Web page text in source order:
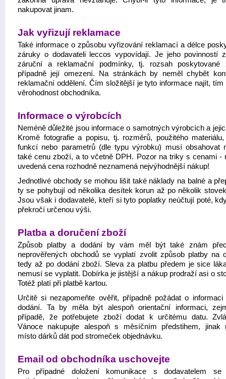
nakupovat jinam.
Jak vyřizují reklamace
Také informace o způsobu vyřizování reklamací a délce
záruky o dodavateli leccos vypovídají. Je jeho povinností
záruční a reklamační podmínky, tj. rozsah poskytované
případně její omezení. Na stránkách by neměl chybět
reklamační oddělení. Čím složitější je tyto informace najít, tím
věrohodnost obchodníka.
Informace o výrobcích
Neméně důležité jsou informace o samotných výrobcích a
Kromě fotografie a popisu, tj. rozměrů, použitého
funkcí nebo parametrů (dle typu výrobku) musí obsahovat
také cenu zboží, a to včetně DPH. Pozor na triky s cenami -
uvedená cena rozhodně neznamená nejvýhodnější nákup!
Jednotlivé obchody se mohou lišit také náklady na balné a
ty se pohybují od několika desítek korun až po několik
Jsou však i dodavatelé, kteří si tyto poplatky neúčtují poté,
překročí určenou výši.
Platba a doručení zboží
Způsob platby a dodání by vám měl být také znám
neprověřených obchodů se vyplatí zvolit způsob platby na
tedy až po dodání zboží. Sleva za platbu předem je sice
nemusí se vyplatit. Dobírka je jistější a nákup prodraží asi o
Totéž platí při platbě kartou.
Určitě si nezapomeňte ověřit, případně požádat o informaci
dodání. Ta by měla být alespoň orientační informaci,
případě, že potřebujete zboží dodat k určitému datu.
Vánoce nakupujte alespoň s měsíčním předstihem, jinak
místo dárků dát pod stromeček objednávku.
Email od obchodníka uschovejte
Pro případné doložení komunikace s dodavatelem se